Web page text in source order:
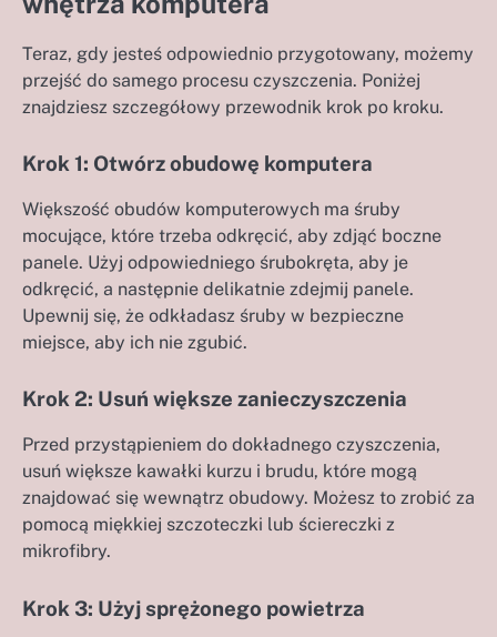
Teraz, gdy jesteś odpowiednio przygotowany, możemy
przejść do samego procesu czyszczenia. Poniżej
znajdziesz szczegółowy przewodnik krok po kroku.
Krok 1: Otwórz obudowę komputera
Większość obudów komputerowych ma śruby
mocujące, które trzeba odkręcić, aby zdjąć boczne
panele. Użyj odpowiedniego śrubokręta, aby je
odkręcić, a następnie delikatnie zdejmij panele.
Upewnij się, że odkładasz śruby w bezpieczne
miejsce, aby ich nie zgubić.
Krok 2: Usuń większe zanieczyszczenia
Przed przystąpieniem do dokładnego czyszczenia,
usuń większe kawałki kurzu i brudu, które mogą
znajdować się wewnątrz obudowy. Możesz to zrobić za
pomocą miękkiej szczoteczki lub ściereczki z
mikrofibry.
Krok 3: Użyj sprężonego powietrza